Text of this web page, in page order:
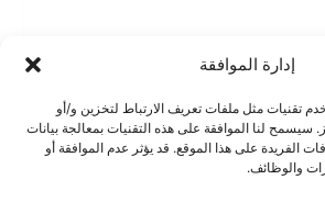
إدارة الموافقة
تقنيات مثل ملفات تعريف الارتباط لتخزين و/أو
سيسمح لنا الموافقة على هذه التقنيات بمعالجة بيانات
الفريدة على هذا الموقع. قد يؤثر عدم الموافقة أو
والوظائف.